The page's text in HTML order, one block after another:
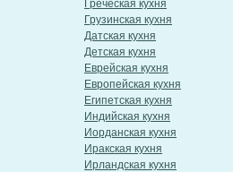
Греческая кухня
Грузинская кухня
Датская кухня
Детская кухня
Еврейская кухня
Европейская кухня
Египетская кухня
Индийская кухня
Иорданская кухня
Иракская кухня
Ирландская кухня